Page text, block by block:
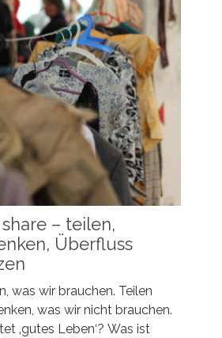
share – teilen,
Überfluss
was wir brauchen. Teilen
was wir nicht brauchen.
‚gutes Leben‘? Was ist